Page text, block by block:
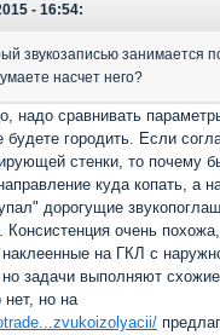
- 16:54:
звукозаписью занимается
насчет него?
надо сравнивать
будете городить. Если
стенки, то почему
куда копать, а
дорогущие
Консистенция очень
на ГКЛ с
но задачи выполняют
но на